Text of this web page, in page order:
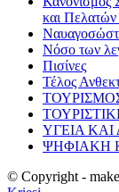
και
Νόσο των
Πισίνες
Τέλος
ΥΓΕΙΑ ΚΑΙ
ΨΗΦΙΑΚΗ
© Copyright -